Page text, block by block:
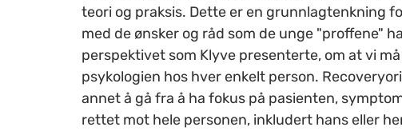
teori og praksis. Dette er en grunnlagtenkning
med de ønsker og råd som de unge "proffene"
perspektivet som Klyve presenterte, om at vi
psykologien hos hver enkelt person.
annet å gå fra å ha fokus på pasienten,
rettet mot hele personen, inkludert hans eller